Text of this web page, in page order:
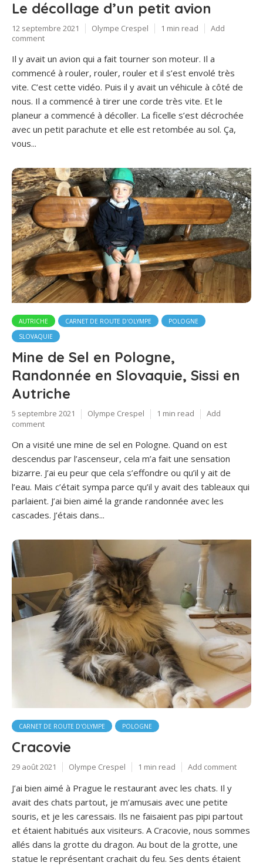
Le décollage d’un petit avion
12 septembre 2021 Olympe Crespel 1 min read
Add
comment
Il y avait un avion qui a fait tourner son moteur. Il a
commencé à rouler, rouler, rouler et il s’est envolé très
vite. C’est cette vidéo. Puis il y avait un véhicule à côté de
nous. Il a commencé à tirer une corde très vite. Et le
planeur a commencé à décoller. La ficelle s’est décrochée
avec un petit parachute et elle est retombée au sol. Ça,
vous...
AUTRICHE CARNET DE ROUTE D'OLYMPE
POLOGNE
SLOVAQUIE
Mine de Sel en Pologne,
Randonnée en Slovaquie, Sissi en
Autriche
5 septembre 2021 Olympe Crespel 1 min read
Add
comment
On a visité une mine de sel en Pologne. Quand on est
descendus par l’ascenseur, cela m’a fait une sensation
bizarre. J’ai eu peur que cela s’effondre ou qu’il y ait de
l’eau. Mais c’était sympa parce qu’il y avait des tableaux qui
parlaient. J’ai bien aimé la grande randonnée avec les
cascades. J’étais dans...
CARNET DE ROUTE D'OLYMPE POLOGNE
Cracovie
29 août 2021 Olympe Crespel 1 min read Add comment
J’ai bien aimé à Prague le restaurant avec les chats. Il y
avait des chats partout, je m’amusais avec une petite
souris, et je les caressais. Ils ne faisaient pas pipi partout
et étaient habitués aux visiteurs. A Cracovie, nous sommes
allés dans la grotte du dragon. Au bout de la grotte, une
statue le représentant crachait du feu. Ses dents étaient